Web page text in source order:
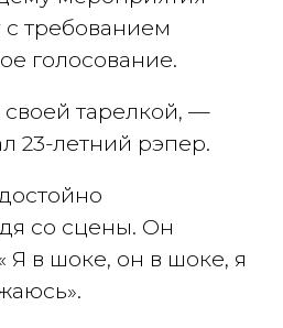
требованием
голосование.
тарелкой, —
23-летний рэпер.
со сцены. Он
Я в шоке, он в шоке, я